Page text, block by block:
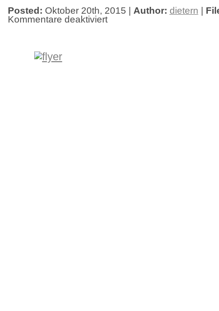
Posted: Oktober 20th, 2015 | Author: dietern
Kommentare deaktiviertfür
Stock